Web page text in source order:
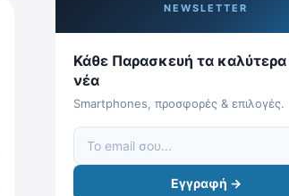
NEWSLETTER
Κάθε Παρασκευή τα
νέα
Smartphones, προσφορές & επιλογές.
Εγγραφή →